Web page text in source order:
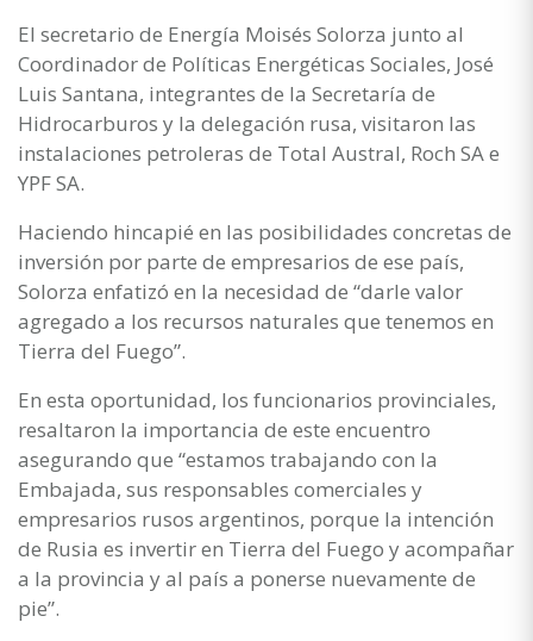
El secretario de Energía Moisés Solorza junto al
Coordinador de Políticas Energéticas Sociales, José
Luis Santana, integrantes de la Secretaría de
Hidrocarburos y la delegación rusa, visitaron las
instalaciones petroleras de Total Austral, Roch SA e
YPF SA.
Haciendo hincapié en las posibilidades concretas de
inversión por parte de empresarios de ese país,
Solorza enfatizó en la necesidad de “darle valor
agregado a los recursos naturales que tenemos en
Tierra del Fuego”.
En esta oportunidad, los funcionarios provinciales,
resaltaron la importancia de este encuentro
asegurando que “estamos trabajando con la
Embajada, sus responsables comerciales y
empresarios rusos argentinos, porque la intención
de Rusia es invertir en Tierra del Fuego y acompañar
a la provincia y al país a ponerse nuevamente de
pie”.